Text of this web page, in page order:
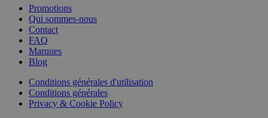
Promotions
Qui sommes-nous
Contact
FAQ
Marques
Blog
Conditions générales d'utilisation
Conditions générales
Privacy & Cookie Policy